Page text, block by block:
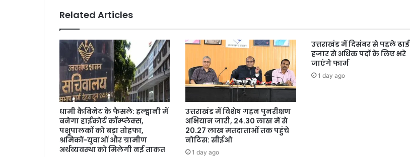
Related Articles
धामी कैबिनेट के फैसले: हल्द्वानी में
बनेगा हाईकोर्ट कॉम्प्लेक्स,
पशुपालकों को बड़ा तोहफा,
श्रमिकों-युवाओं और ग्रामीण
अर्थव्यवस्था को मिलेगी नई ताकत
उत्तराखंड में विशेष गहन पुनरीक्षण
अभियान जारी, 24.30 लाख में से
20.27 लाख मतदाताओं तक पहुंचे
नोटिस: सीईओ
1 day ago
उत्तराखंड में दिसंबर से पहले ढाई
हजार से अधिक पदों के लिए भरे
जाएंगे फार्म
1 day ago